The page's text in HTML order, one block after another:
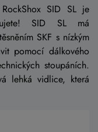
SID SL je
SID SL má
SKF s nízkým
pomocí dálkového
stoupáních.
lehká vidlice, která